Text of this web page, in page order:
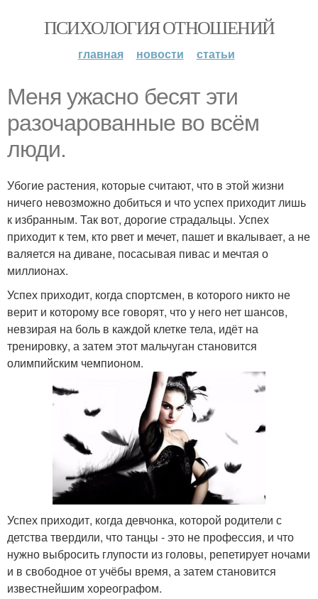
ПСИХОЛОГИЯ ОТНОШЕНИЙ
главная новости статьи
Меня ужасно бесят эти
разочарованные во всём
люди.
Убогие растения, которые считают, что в этой жизни
ничего невозможно добиться и что успех приходит лишь
к избранным. Так вот, дорогие страдальцы. Успех
приходит к тем, кто рвет и мечет, пашет и вкалывает, а не
валяется на диване, посасывая пивас и мечтая о
миллионах.
Успех приходит, когда спортсмен, в которого никто не
верит и которому все говорят, что у него нет шансов,
невзирая на боль в каждой клетке тела, идёт на
тренировку, а затем этот мальчуган становится
олимпийским чемпионом.
Успех приходит, когда девчонка, которой родители с
детства твердили, что танцы - это не профессия, и что
нужно выбросить глупости из головы, репетирует ночами
и в свободное от учёбы время, а затем становится
известнейшим хореографом.